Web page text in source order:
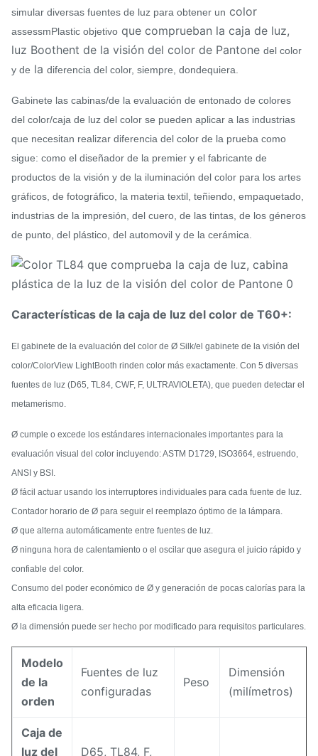
simular diversas fuentes de luz para obtener un color
assessmPlastic objetivo que comprueban la caja de luz,
luz Boothent de la visión del color de Pantone del color
y de la diferencia del color, siempre, dondequiera.
Gabinete las cabinas/de la evaluación de entonado de colores
del color/caja de luz del color se pueden aplicar a las industrias
que necesitan realizar diferencia del color de la prueba como
sigue: como el diseñador de la premier y el fabricante de
productos de la visión y de la iluminación del color para los artes
gráficos, de fotográfico, la materia textil, teñiendo, empaquetado,
industrias de la impresión, del cuero, de las tintas, de los géneros
de punto, del plástico, del automovil y de la cerámica.
Características de la caja de luz del color de T60+:
El gabinete de la evaluación del color de Ø Silk/el gabinete de la visión del
color/ColorView LightBooth rinden color más exactamente. Con 5 diversas
fuentes de luz (D65, TL84, CWF, F, ULTRAVIOLETA), que pueden detectar el
metamerismo.
Ø cumple o excede los estándares internacionales importantes para la
evaluación visual del color incluyendo: ASTM D1729, ISO3664, estruendo,
ANSI y BSI.
Ø fácil actuar usando los interruptores individuales para cada fuente de luz.
Contador horario de Ø para seguir el reemplazo óptimo de la lámpara.
Ø que alterna automáticamente entre fuentes de luz.
Ø ninguna hora de calentamiento o el oscilar que asegura el juicio rápido y
confiable del color.
Consumo del poder económico de Ø y generación de pocas calorías para la
alta eficacia ligera.
Ø la dimensión puede ser hecho por modificado para requisitos particulares.
Modelo
de la
orden
Fuentes de luz
configuradas
Peso
Dimensión
(milímetros)
Caja de
luz del
D65, TL84, F,